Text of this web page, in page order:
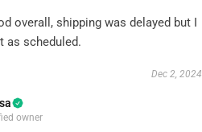
overall, shipping was delayed but I
as scheduled.
Dec 2, 2024
owner